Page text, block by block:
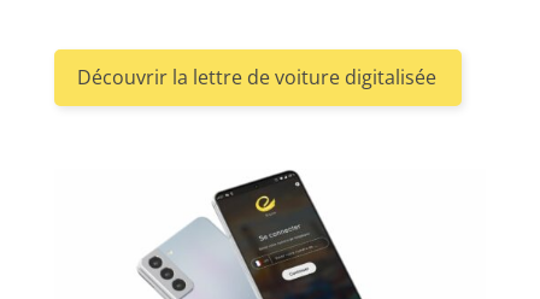
Découvrir la lettre de voiture digitalisée